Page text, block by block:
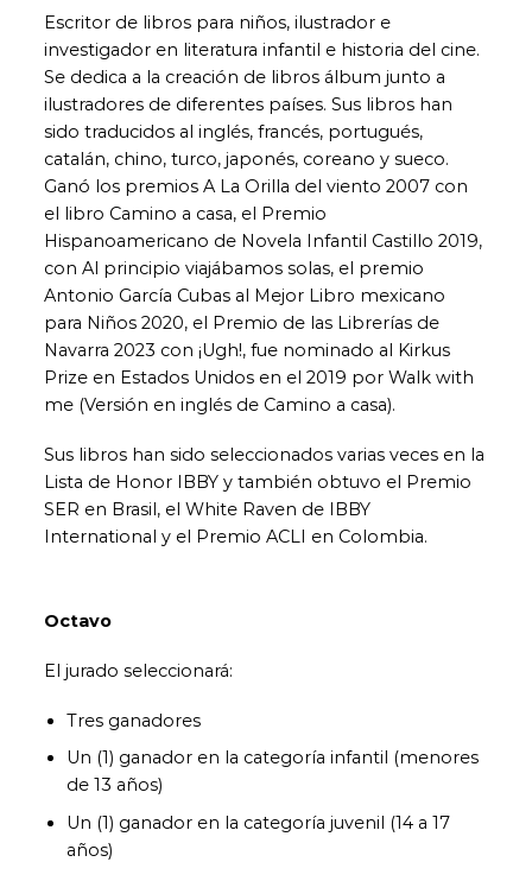
Escritor de libros para niños, ilustrador e
investigador en literatura infantil e historia del cine.
Se dedica a la creación de libros álbum junto a
ilustradores de diferentes países. Sus libros han
sido traducidos al inglés, francés, portugués,
catalán, chino, turco, japonés, coreano y sueco.
Ganó los premios A La Orilla del viento 2007 con
el libro Camino a casa, el Premio
Hispanoamericano de Novela Infantil Castillo 2019,
con Al principio viajábamos solas, el premio
Antonio García Cubas al Mejor Libro mexicano
para Niños 2020, el Premio de las Librerías de
Navarra 2023 con ¡Ugh!, fue nominado al Kirkus
Prize en Estados Unidos en el 2019 por Walk with
me (Versión en inglés de Camino a casa).
Sus libros han sido seleccionados varias veces en la
Lista de Honor IBBY y también obtuvo el Premio
SER en Brasil, el White Raven de IBBY
International y el Premio ACLI en Colombia.
Octavo
El jurado seleccionará:
Tres ganadores
Un (1) ganador en la categoría infantil (menores
de 13 años)
Un (1) ganador en la categoría juvenil (14 a 17
años)